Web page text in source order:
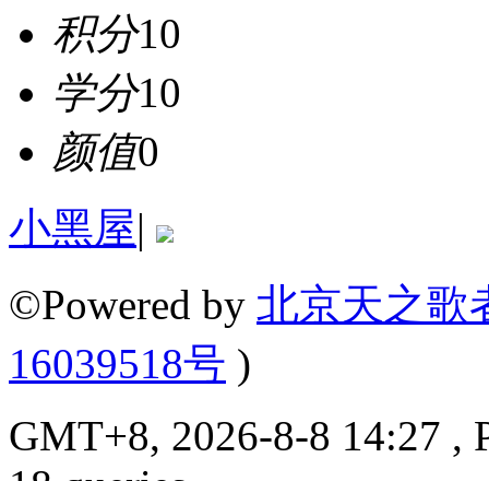
积分10
学分10
颜值0
小黑屋|
©Powered by 北京天之歌
16039518号 )
GMT+8, 2026-8-8 14:27 ,